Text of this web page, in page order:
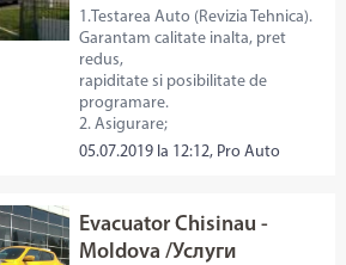
1.Testarea Auto (Revizia Tehnica).
Garantam calitate inalta, pret
redus,
rapiditate si posibilitate de
programare.
2. Asigurare;
05.07.2019 la 12:12, Pro Auto
Evacuator Chisinau -
Moldova /Услуги